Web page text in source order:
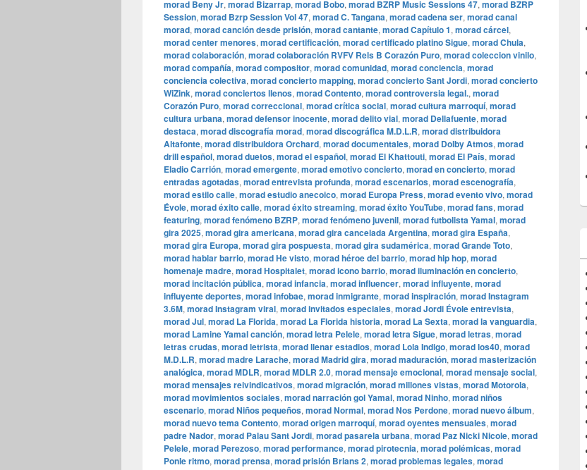
morad Beny Jr, morad Bizarrap, morad Bobo, morad BZRP Music Sessions 47, morad BZRP
Session, morad Bzrp Session Vol 47, morad C. Tangana, morad cadena ser, morad canal
morad, morad canción desde prisión, morad cantante, morad Capítulo 1, morad cárcel,
morad center menores, morad certificación, morad certificado platino Sigue, morad Chula,
morad colaboración, morad colaboración RVFV Rels B Corazón Puro, morad coleccion vinilo,
morad compañía, morad compositor, morad comunidad, morad conciencia, morad
conciencia colectiva, morad concierto mapping, morad concierto Sant Jordi, morad concierto
WiZink, morad conciertos llenos, morad Contento, morad controversia legal., morad
Corazón Puro, morad correccional, morad crítica social, morad cultura marroquí, morad
cultura urbana, morad defensor inocente, morad delito vial, morad Dellafuente, morad
destaca, morad discografía morad, morad discográfica M.D.L.R, morad distribuidora
Altafonte, morad distribuidora Orchard, morad documentales, morad Dolby Atmos, morad
drill español, morad duetos, morad el español, morad El Khattouti, morad El País, morad
Eladio Carrión, morad emergente, morad emotivo concierto, morad en concierto, morad
entradas agotadas, morad entrevista profunda, morad escenarios, morad escenografía,
morad estilo calle, morad estudio anecoico, morad Europa Press, morad evento vivo, morad
Évole, morad éxito calle, morad éxito streaming, morad éxito YouTube, morad fans, morad
featuring, morad fenómeno BZRP, morad fenómeno juvenil, morad futbolista Yamal, morad
gira 2025, morad gira americana, morad gira cancelada Argentina, morad gira España,
morad gira Europa, morad gira pospuesta, morad gira sudamérica, morad Grande Toto,
morad hablar barrio, morad He visto, morad héroe del barrio, morad hip hop, morad
homenaje madre, morad Hospitalet, morad icono barrio, morad iluminación en concierto,
morad incitación pública, morad infancia, morad influencer, morad influyente, morad
influyente deportes, morad infobae, morad inmigrante, morad inspiración, morad Instagram
3.6M, morad Instagram viral, morad invitados especiales, morad Jordi Évole entrevista,
morad Jul, morad La Florida, morad La Florida historia, morad La Sexta, morad la vanguardia,
morad Lamine Yamal canción, morad letra Pelele, morad letra Sigue, morad letras, morad
letras crudas, morad letrista, morad llenar estadios, morad Lola Indigo, morad los40, morad
M.D.L.R, morad madre Larache, morad Madrid gira, morad maduración, morad masterización
analógica, morad MDLR, morad MDLR 2.0, morad mensaje emocional, morad mensaje social,
morad mensajes reivindicativos, morad migración, morad millones vistas, morad Motorola,
morad movimientos sociales, morad narración gol Yamal, morad Ninho, morad niños
escenario, morad Niños pequeños, morad Normal, morad Nos Perdone, morad nuevo álbum,
morad nuevo tema Contento, morad origen marroquí, morad oyentes mensuales, morad
padre Nador, morad Palau Sant Jordi, morad pasarela urbana, morad Paz Nicki Nicole, morad
Pelele, morad Perezoso, morad performance, morad pirotecnia, morad polémicas, morad
Ponle ritmo, morad prensa, morad prisión Brians 2, morad problemas legales, morad